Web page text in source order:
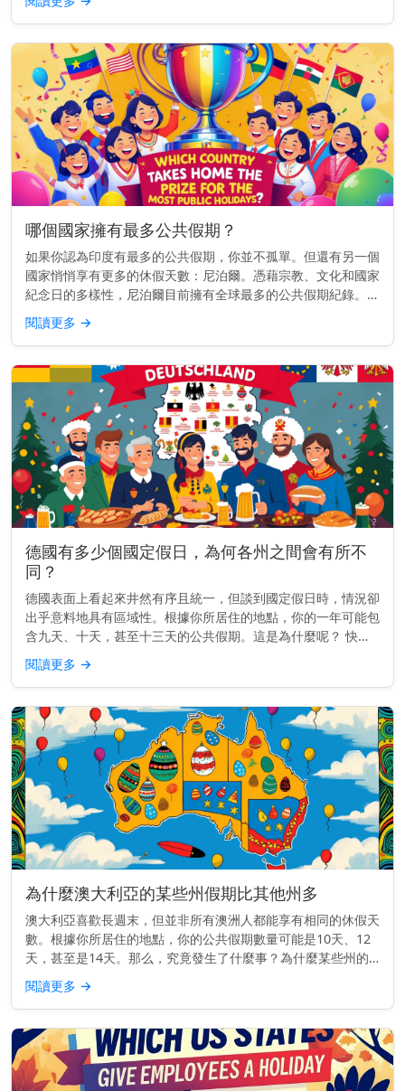
哪個國家擁有最多公共假期？
如果你認為印度有最多的公共假期，你並不孤單。但還有另一個
國家悄悄享有更多的休假天數：尼泊爾。憑藉宗教、文化和國家
紀念日的多樣性，尼泊爾目前擁有全球最多的公共假期紀錄。而
且，差距非常明顯。 快速見解： 尼泊爾每年約有35個公共假
期，遠超其他國...
閱讀更多 →
德國有多少個國定假日，為何各州之間會有所不
同？
德國表面上看起來井然有序且統一，但談到國定假日時，情況卻
出乎意料地具有區域性。根據你所居住的地點，你的一年可能包
含九天、十天，甚至十三天的公共假期。這是為什麼呢？ 快速
見解： 德國有九個全國性假日，但每個州都會加入自己的假
日。有些州每年最多...
閱讀更多 →
為什麼澳大利亞的某些州假期比其他州多
澳大利亞喜歡長週末，但並非所有澳洲人都能享有相同的休假天
數。根據你所居住的地點，你的公共假期數量可能是10天、12
天，甚至是14天。那么，究竟發生了什麼事？為什麼某些州的
公共假期比其他州多呢？ 主要見解： 每個澳大利亞的州和領地
都自行設定公...
閱讀更多 →